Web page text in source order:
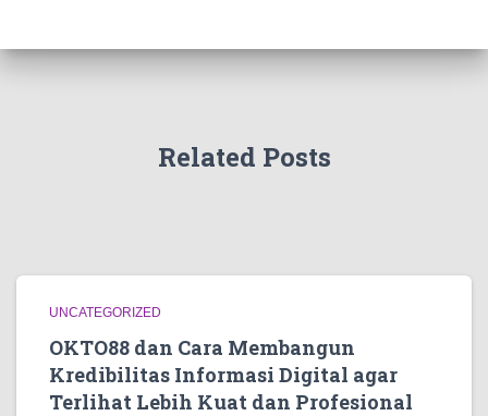
Related Posts
UNCATEGORIZED
OKTO88 dan Cara Membangun
Kredibilitas Informasi Digital agar
Terlihat Lebih Kuat dan Profesional